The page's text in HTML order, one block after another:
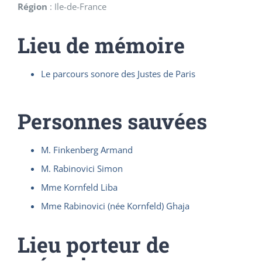
Région : Ile-de-France
Lieu de mémoire
Le parcours sonore des Justes de Paris
Personnes sauvées
M. Finkenberg Armand
M. Rabinovici Simon
Mme Kornfeld Liba
Mme Rabinovici (née Kornfeld) Ghaja
Lieu porteur de